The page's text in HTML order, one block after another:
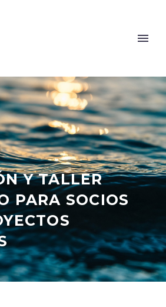
Y TALLER
PARA SOCIOS